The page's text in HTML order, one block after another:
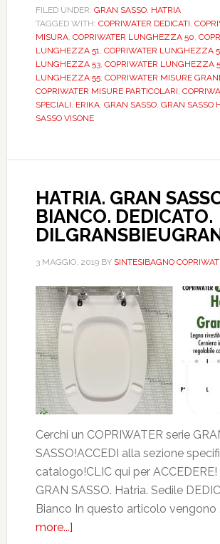
FILED UNDER: GRAN SASSO, HATRIA
TAGGED WITH: COPRIWATER DEDICATI,
MISURA, COPRIWATER LUNGHEZZA 50,
LUNGHEZZA 51, COPRIWATER LUNGHEZZA
LUNGHEZZA 53, COPRIWATER LUNGHEZZA
LUNGHEZZA 55, COPRIWATER MISURE
COPRIWATER MISURE PARTICOLARI,
SPECIALI, ERIKA, GRAN SASSO, GRAN SASSO
SASSO VISONE
HATRIA. GRAN
BIANCO. DEDICATO.
3 MAGGIO, 2019BY SINTESIBAGNO
Cerchi un COPRIWATER serie
SASSO!ACCEDI alla sezione
catalogo!CLIC qui per ACCEDERE!
GRAN SASSO. Hatria. Sedile
Bianco In questo articolo vengono
more...]